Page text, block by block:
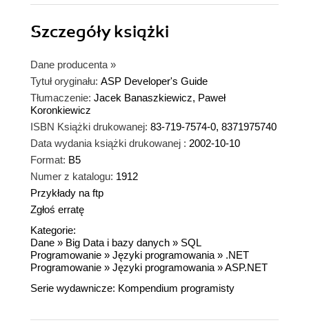
Szczegółyksiążki
Dane producenta »
Tytuł oryginału: ASP Developer's Guide
Tłumaczenie: Jacek Banaszkiewicz, Paweł
Koronkiewicz
ISBN Książki drukowanej: 83-719-7574-0, 8371975740
Data wydania książki drukowanej : 2002-10-10
Format: B5
Numer z katalogu: 1912
Przykłady na ftp
Zgłoś erratę
Kategorie:
Dane » Big Data i bazy danych » SQL
Programowanie » Języki programowania » .NET
Programowanie » Języki programowania »ASP.NET
Serie wydawnicze: Kompendium programisty